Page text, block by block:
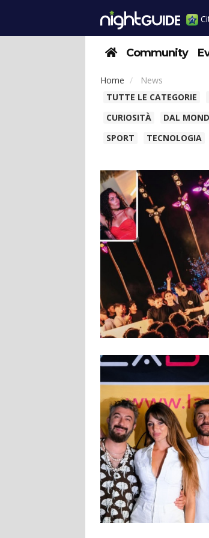
Community
Home
News
TUTTE LE CATEGORIE
CURIOSITÀ
DAL
SPORT
TECNOLOGIA